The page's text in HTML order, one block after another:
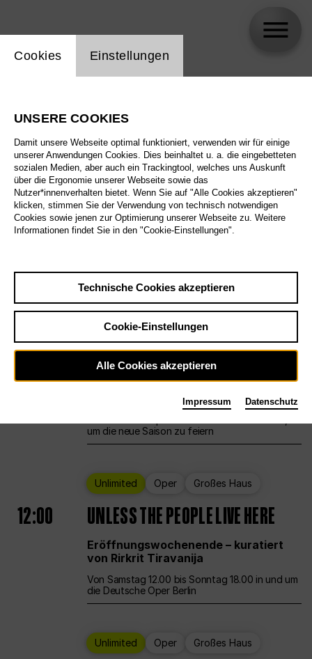
Alle Sparten
Alle Spielstätten
Alle Merkmale
Sa29.8.
Großes Haus
12:00 Eröffnungswochenende
um die neue Saison zu feiern
Unlimited Oper Großes Haus
12:00 UNLESS THE PEOPLE LIVE HERE
Eröffnungswochenende – kuratiert
von Rirkrit Tiravanija
Von Samstag 12.00 bis Sonntag 18.00 in und um
die Deutsche Oper Berlin
Unlimited Oper Großes Haus
Einstellung Website Cookie
Cookies Einstellungen
UNSERE COOKIES
Damit unsere Webseite optimal funktioniert, verwenden wir für einige
unserer Anwendungen Cookies. Dies beinhaltet u. a. die eingebetteten
sozialen Medien, aber auch ein Trackingtool, welches uns Auskunft
über die Ergonomie unserer Webseite sowie das
Nutzer*innenverhalten bietet. Wenn Sie auf "Alle Cookies akzeptieren"
klicken, stimmen Sie der Verwendung von technisch notwendigen
Cookies sowie jenen zur Optimierung unserer Webseite zu. Weitere
Informationen findet Sie in den "Cookie-Einstellungen".
Technische Cookies akzeptieren
Cookie-Einstellungen
Alle Cookies akzeptieren
Impressum Datenschutz